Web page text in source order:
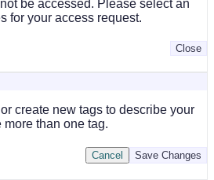
be accessed. Please select an
for your access request.
Close
create new tags to describe your
than one tag.
Save Changes
Cancel